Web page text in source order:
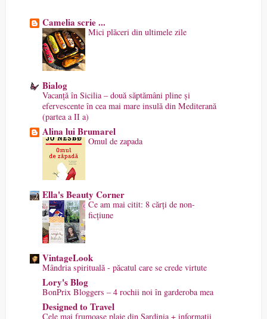
Camelia scrie ...
Mici plăceri din ultimele zile
Bialog
Vacanță în Sicilia – două săptămâni pline și
efervescente în cea mai mare insulă din Mediterană
(partea a II a)
Alina lui Brumarel
Omul de zapada
Ella's Beauty Corner
Ce am mai citit: 8 cărți de non-
ficțiune
VintageLook
Mândria spirituală - păcatul care se crede virtute
Lory's Blog
BonPrix Bloggers – 4 rochii noi în garderoba mea
Designed to Travel
Cele mai frumoase plaje din Sardinia + informații